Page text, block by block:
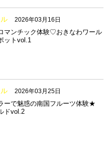
2026年03月16日
マンチック体験♡おきなわワール
ットvol.1
2026年03月25日
ーで魅惑の南国フルーツ体験★
ドvol.2